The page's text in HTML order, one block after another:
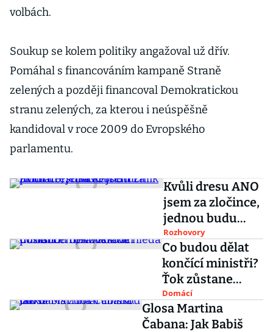
volbách.
Soukup se kolem politiky angažoval už dřív.
Pomáhal s financováním kampaně Straně
zelených a později financoval Demokratickou
stranu zelených, za kterou i neúspěšně
kandidoval v roce 2009 do Evropského
parlamentu.
Kvůli dresu ANO
jsem za zločince,
jednou budu
primátor, říká
Petr Stuchlík
Rozhovory
Co budou dělat
končící ministři?
Ťok zůstane
poslancem,
Nováková hledá
Domácí
Glosa Martina
Čabana: Jak Babiš